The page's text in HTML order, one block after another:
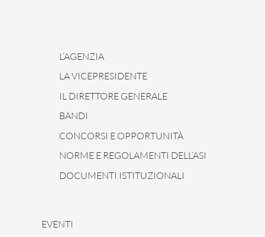
L’AGENZIA
LA VICEPRESIDENTE
IL DIRETTORE GENERALE
BANDI
CONCORSI E OPPORTUNITÀ
NORME E REGOLAMENTI DELL’ASI
DOCUMENTI ISTITUZIONALI
EVENTI